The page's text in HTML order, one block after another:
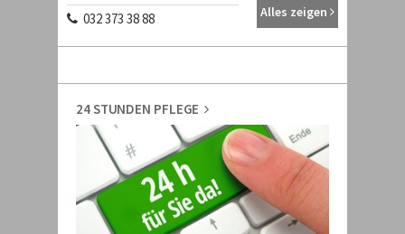
032 373 38 88
Alles zeigen
24 STUNDEN PFLEGE